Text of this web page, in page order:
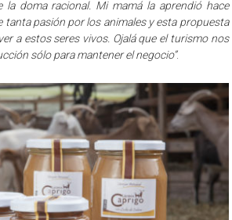
la doma racional. Mi mamá la aprendió hace
tanta pasión por los animales y esta propuesta
a estos seres vivos. Ojalá que el turismo nos
sólo para mantener el negocio”.